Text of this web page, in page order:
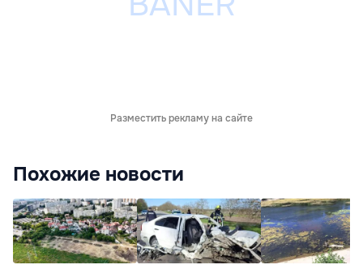
Разместить рекламу на сайте
Похожие новости